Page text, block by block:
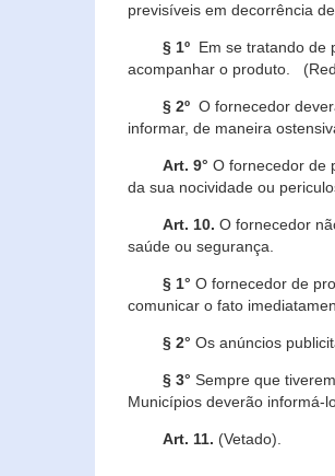
previsíveis em decorrência
§ 1º Em se tratando de
acompanhar o produto.
§ 2º O fornecedor
informar, de maneira
Art. 9° O fornecedor de
da sua nocividade ou
Art. 10. O fornecedor
saúde ou segurança.
§ 1° O fornecedor de
comunicar o fato
§ 2° Os anúncios
§ 3° Sempre que
Municípios deverão informá-
Art. 11. (Vetado).